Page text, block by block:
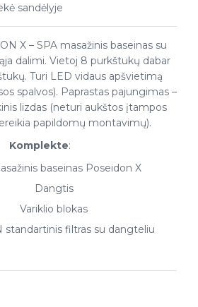
sandėlyje
X – SPA masažinis baseinas su
dalimi. Vietoj 8 purkštukų dabar
Turi LED vidaus apšvietimą
spalvos). Paprastas pajungimas –
lizdas (neturi aukštos įtampos
papildomų montavimų).
Komplekte:
baseinas Poseidon X
Dangtis
Variklio blokas
standartinis filtras su dangteliu